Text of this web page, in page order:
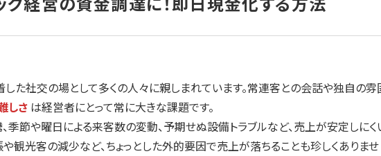
した社交の場として多くの人々に親しまれています。常連客との会話や独自の雰
しさ は経営者にとって常に大きな課題です。
節や曜日による来客数の変動、予期せぬ設備トラブルなど、売上が安定しにく
観光客の減少など、ちょっとした外的要因で売上が落ちることも珍しくありませ